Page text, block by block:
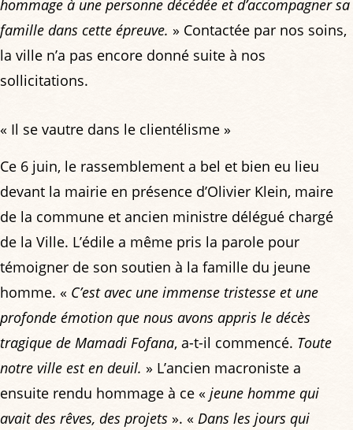
hommage à une personne décédée et d’accompagner sa
famille dans cette épreuve. » Contactée par nos soins,
la ville n’a pas encore donné suite à nos
sollicitations.
« Il se vautre dans le clientélisme »
Ce 6 juin, le rassemblement a bel et bien eu lieu
devant la mairie en présence d’Olivier Klein, maire
de la commune et ancien ministre délégué chargé
de la Ville. L’édile a même pris la parole pour
témoigner de son soutien à la famille du jeune
homme. « C’est avec une immense tristesse et une
profonde émotion que nous avons appris le décès
tragique de Mamadi Fofana, a-t-il commencé. Toute
notre ville est en deuil. » L’ancien macroniste a
ensuite rendu hommage à ce « jeune homme qui
avait des rêves, des projets ». « Dans les jours qui